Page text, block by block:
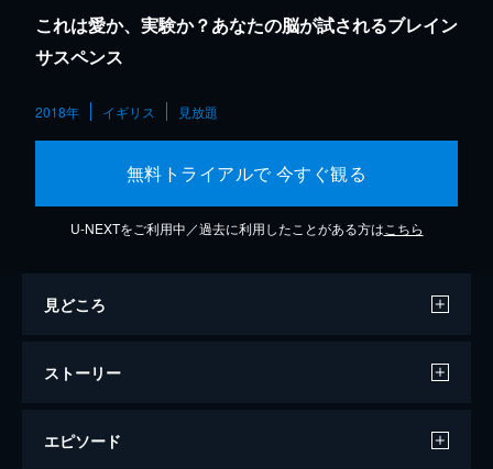
これは愛か、実験か？あなたの脳が試されるブレイン
サスペンス
2018年 イギリス 見放題
無料トライアルで 今すぐ観る
U-NEXTをご利用中／過去に利用したことがある方は こちら
見どころ
ストーリー
エピソード